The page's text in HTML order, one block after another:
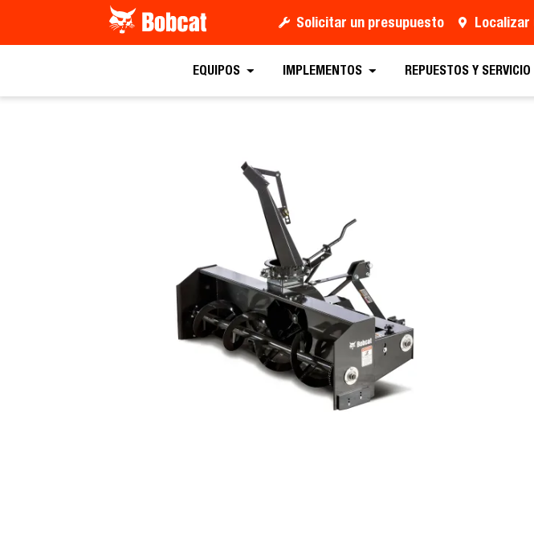
Solicitar un presupuesto
EQUIPOS IMPLEMENTOS REPUESTOS Y SERVICIO
Solicitar un presupuesto Localizar un distribuidor